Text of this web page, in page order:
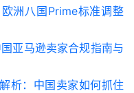
洲八国Prime标准调整
亚马逊卖家合规指南与
析：中国卖家如何抓住